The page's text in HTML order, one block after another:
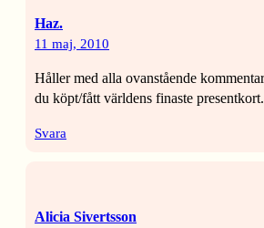
Haz.
11 maj, 2010
Håller med alla ovanstående
du köpt/fått världens finaste presentkort.
Svara
Alicia Sivertsson